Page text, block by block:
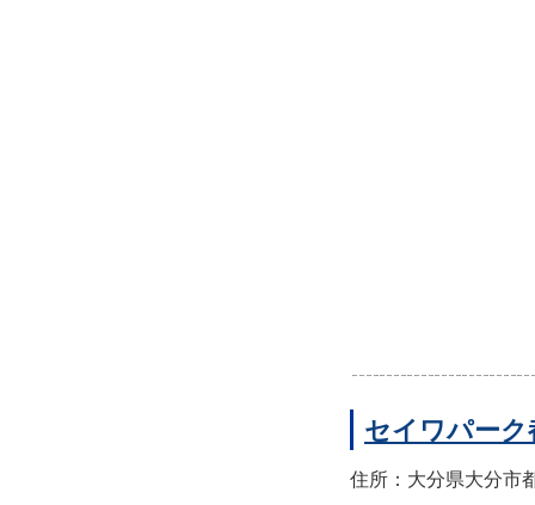
セイワパーク
住所：大分県大分市